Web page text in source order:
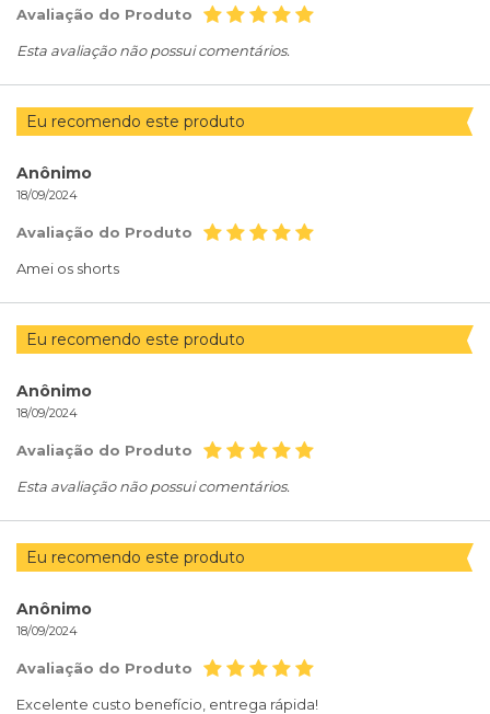
Avaliação do Produto
Esta avaliação não possui comentários.
Eu recomendo este produto
Anônimo
18/09/2024
Avaliação do Produto
Amei os shorts
Eu recomendo este produto
Anônimo
18/09/2024
Avaliação do Produto
Esta avaliação não possui comentários.
Eu recomendo este produto
Anônimo
18/09/2024
Avaliação do Produto
Excelente custo benefício, entrega rápida!